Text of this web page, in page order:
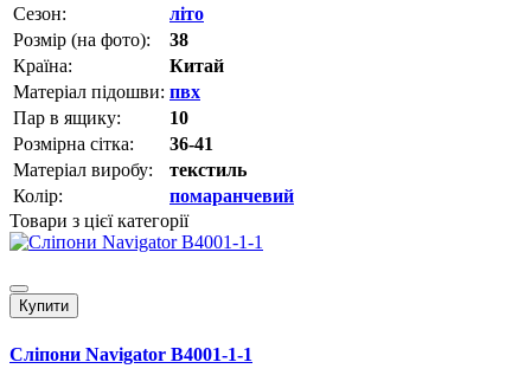
Сезон:
літо
Розмір (на фото):
38
Країна:
Китай
Матеріал підошви: пвх
Пар в ящику:
10
Розмірна сітка:
36-41
Матеріал виробу:
текстиль
Колір:
помаранчевий
Товари з цієї категорії
Купити
Сліпони Navigator B4001-1-1